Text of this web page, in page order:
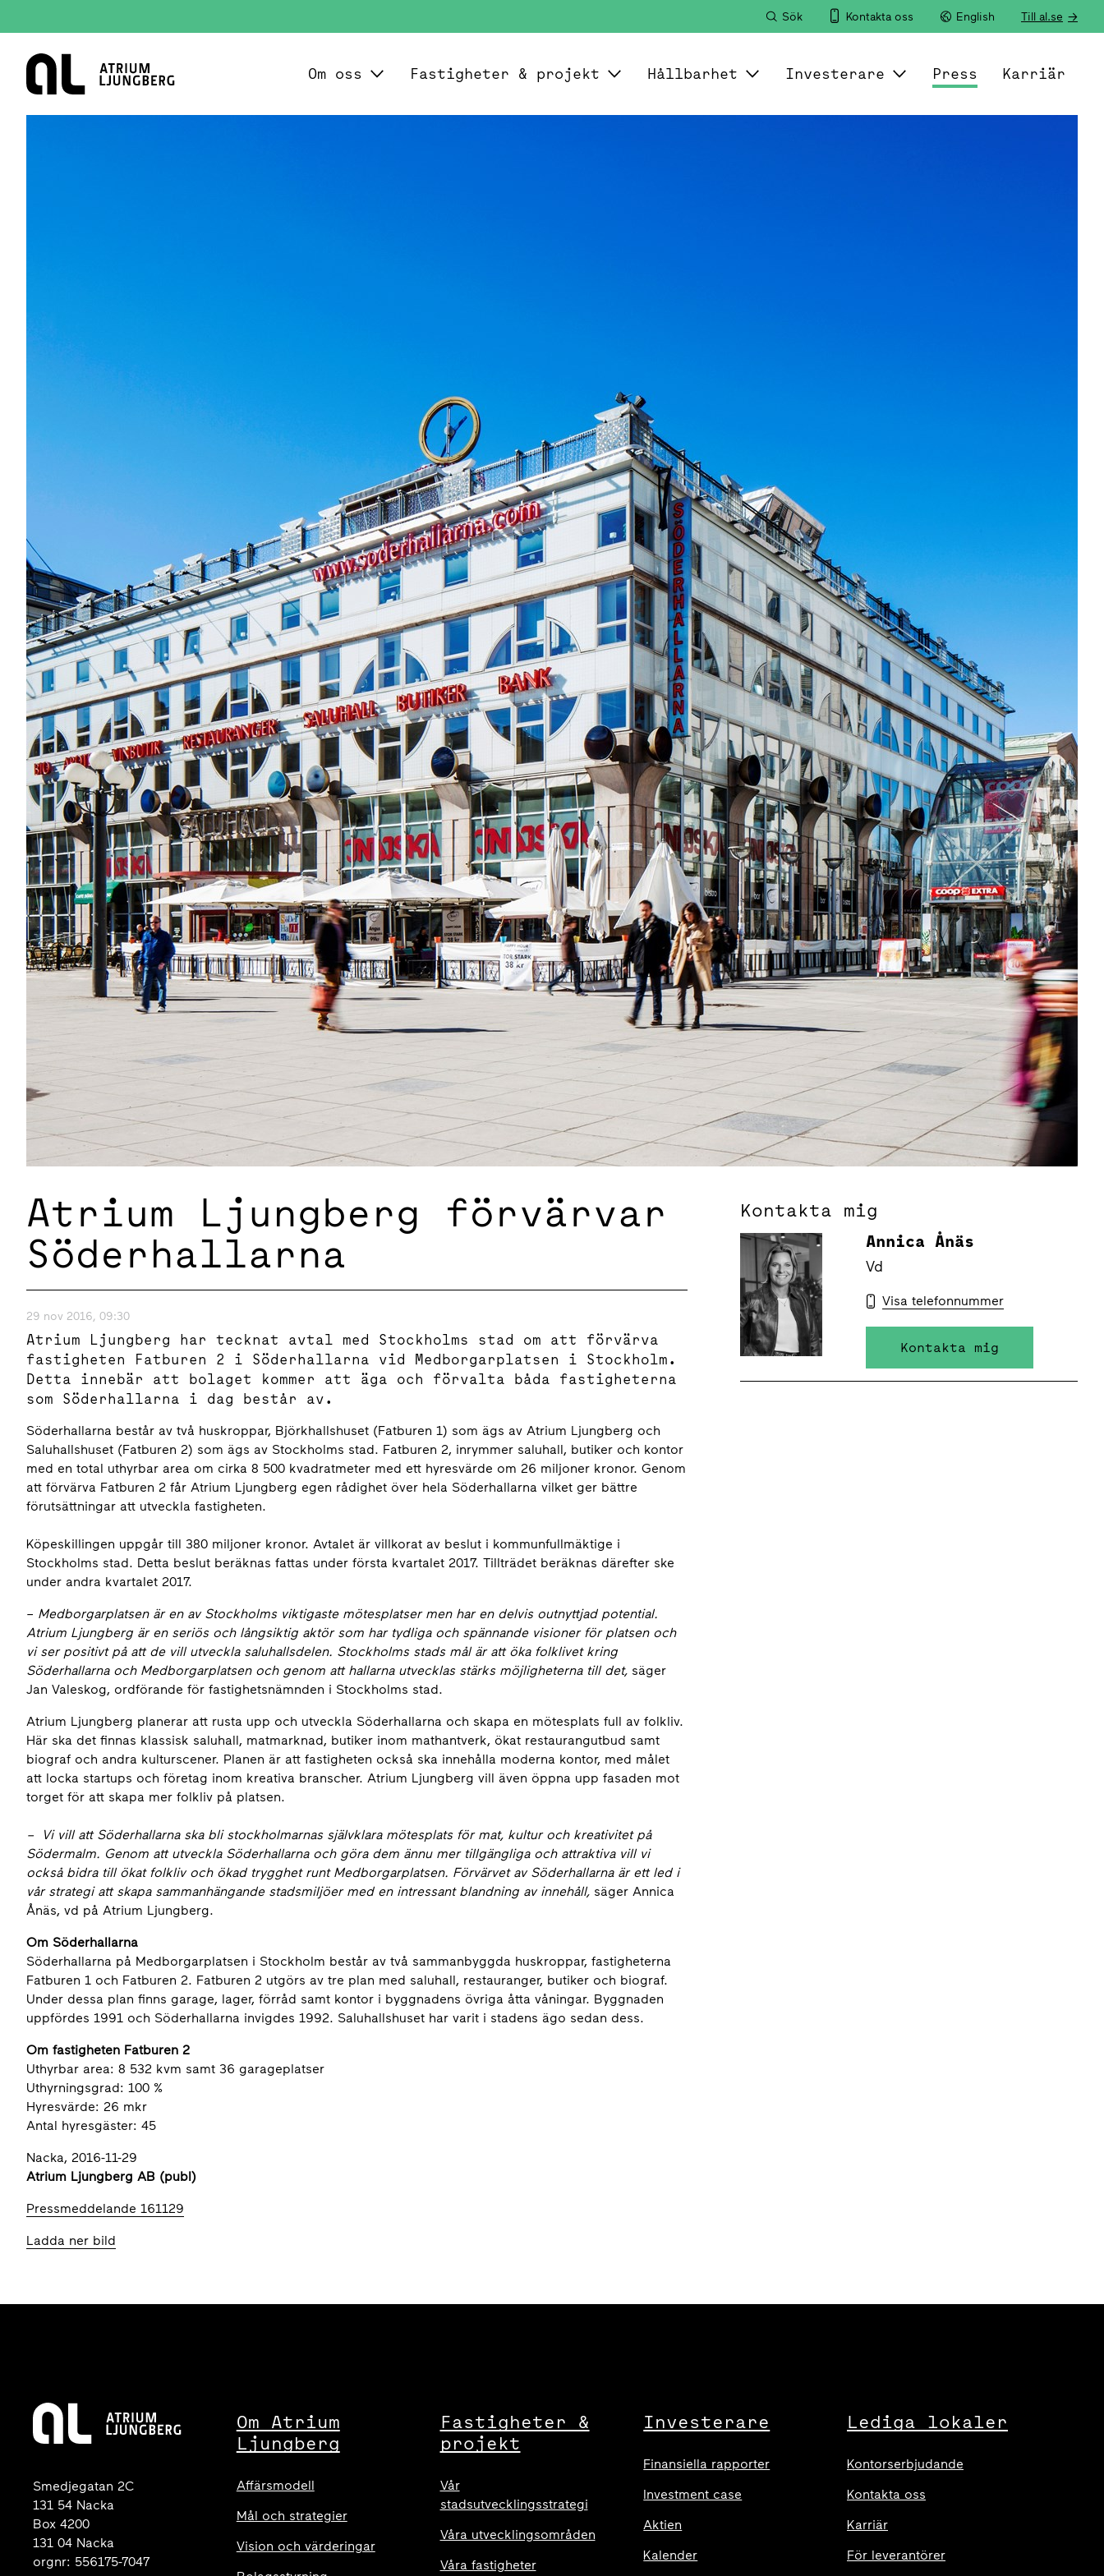
Sök Kontakta oss English Till al.se
Hem
Om oss Fastigheter & projekt Hållbarhet Investerare Press Karriär
Atrium Ljungberg förvärvar
Söderhallarna
29 nov 2016, 09:30
Atrium Ljungberg har tecknat avtal med Stockholms stad om att förvärva
fastigheten Fatburen 2 i Söderhallarna vid Medborgarplatsen i Stockholm.
Detta innebär att bolaget kommer att äga och förvalta båda fastigheterna
som Söderhallarna i dag består av.
Söderhallarna består av två huskroppar, Björkhallshuset (Fatburen 1) som ägs av Atrium Ljungberg och
Saluhallshuset (Fatburen 2) som ägs av Stockholms stad. Fatburen 2, inrymmer saluhall, butiker och kontor
med en total uthyrbar area om cirka 8 500 kvadratmeter med ett hyresvärde om 26 miljoner kronor. Genom
att förvärva Fatburen 2 får Atrium Ljungberg egen rådighet över hela Söderhallarna vilket ger bättre
förutsättningar att utveckla fastigheten.
Köpeskillingen uppgår till 380 miljoner kronor. Avtalet är villkorat av beslut i kommunfullmäktige i
Stockholms stad. Detta beslut beräknas fattas under första kvartalet 2017. Tillträdet beräknas därefter ske
under andra kvartalet 2017.
– Medborgarplatsen är en av Stockholms viktigaste mötesplatser men har en delvis outnyttjad potential.
Atrium Ljungberg är en seriös och långsiktig aktör som har tydliga och spännande visioner för platsen och
vi ser positivt på att de vill utveckla saluhallsdelen. Stockholms stads mål är att öka folklivet kring
Söderhallarna och Medborgarplatsen och genom att hallarna utvecklas stärks möjligheterna till det, säger
Jan Valeskog, ordförande för fastighetsnämnden i Stockholms stad.
Atrium Ljungberg planerar att rusta upp och utveckla Söderhallarna och skapa en mötesplats full av folkliv.
Här ska det finnas klassisk saluhall, matmarknad, butiker inom mathantverk, ökat restaurangutbud samt
biograf och andra kulturscener. Planen är att fastigheten också ska innehålla moderna kontor, med målet
att locka startups och företag inom kreativa branscher. Atrium Ljungberg vill även öppna upp fasaden mot
torget för att skapa mer folkliv på platsen.
– Vi vill att Söderhallarna ska bli stockholmarnas självklara mötesplats för mat, kultur och kreativitet på
Södermalm. Genom att utveckla Söderhallarna och göra dem ännu mer tillgängliga och attraktiva vill vi
också bidra till ökat folkliv och ökad trygghet runt Medborgarplatsen. Förvärvet av Söderhallarna är ett led i
vår strategi att skapa sammanhängande stadsmiljöer med en intressant blandning av innehåll, säger Annica
Ånäs, vd på Atrium Ljungberg.
Om Söderhallarna
Söderhallarna på Medborgarplatsen i Stockholm består av två sammanbyggda huskroppar, fastigheterna
Fatburen 1 och Fatburen 2. Fatburen 2 utgörs av tre plan med saluhall, restauranger, butiker och biograf.
Under dessa plan finns garage, lager, förråd samt kontor i byggnadens övriga åtta våningar. Byggnaden
uppfördes 1991 och Söderhallarna invigdes 1992. Saluhallshuset har varit i stadens ägo sedan dess.
Om fastigheten Fatburen 2
Uthyrbar area: 8 532 kvm samt 36 garageplatser
Uthyrningsgrad: 100 %
Hyresvärde: 26 mkr
Antal hyresgäster: 45
Nacka, 2016-11-29
Atrium Ljungberg AB (publ)
Pressmeddelande 161129
Ladda ner bild
Kontakta mig
Annica Ånäs
Vd
Visa telefonnummer
Kontakta mig
Smedjegatan 2C
131 54 Nacka
Box 4200
131 04 Nacka
orgnr: 556175-7047
Om Atrium
Ljungberg
Affärsmodell
Mål och strategier
Vision och värderingar
Fastigheter &
projekt
Vår
stadsutvecklingsstrategi
Våra utvecklingsområden
Våra fastigheter
Investerare
Finansiella rapporter
Investment case
Aktien
Kalender
Lediga lokaler
Kontorserbjudande
Kontakta oss
Karriär
För leverantörer